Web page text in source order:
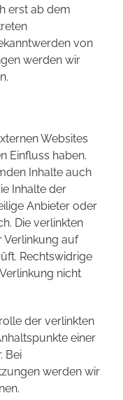
erst ab dem
von
werden wir
Websites
Einfluss haben.
Inhalte auch
Inhalte der
Anbieter oder
Die verlinkten
Verlinkung auf
Rechtswidrige
nicht
der verlinkten
einer
Bei
werden wir